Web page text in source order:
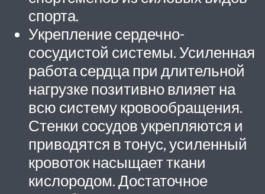
спорта.
Укрепление сердечно-
сосудистой системы. Усиленная
работа сердца при длительной
нагрузке позитивно влияет на
всю систему кровообращения.
Стенки сосудов укрепляются и
приводятся в тонус, усиленный
кровоток насыщает ткани
кислородом. Достаточное